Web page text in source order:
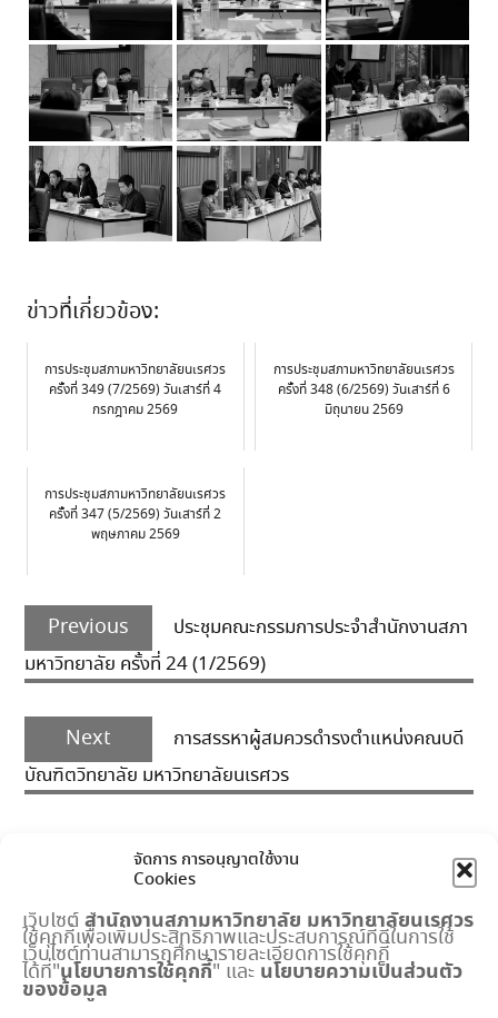
จัดการ การอนุญาตใช้งาน
Cookies
เว็บไซต์สำนักงานสภามหาวิทยาลัย มหาวิทยาลัยนเรศวร
ใช้คุกกี้เพื่อเพิ่มประสิทธิภาพและประสบการณ์ที่ดีในการใช้
เว็บไซต์ท่านสามารถศึกษารายละเอียดการใช้คุกกี้
ได้ที่"นโยบายการใช้คุกกี้" และ นโยบายความเป็นส่วนตัว
ของข้อมูล
ข่าวที่เกี่ยวข้อง:
การประชุมสภามหาวิทยาลัยนเรศวร
ครั้งที่ 349 (7/2569) วันเสาร์ที่ 4
กรกฎาคม 2569
การประชุมสภามหาวิทยาลัยนเรศวร
ครั้งที่ 348 (6/2569) วันเสาร์ที่ 6
มิถุนายน 2569
การประชุมสภามหาวิทยาลัยนเรศวร
ครั้งที่ 347 (5/2569) วันเสาร์ที่ 2
พฤษภาคม 2569
Post
navigation
Previous
Previous
post:
ประชุมคณะกรรมการประจำสำนักงานสภา
มหาวิทยาลัย ครั้งที่ 24 (1/2569)
Next
post:
การสรรหาผู้สมควรดำรงตำแหน่งคณบดี
บัณฑิตวิทยาลัย มหาวิทยาลัยนเรศวร
เมนูด่วน
กำหนดการประชุมสภามหาวิทยาลัย